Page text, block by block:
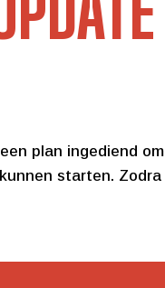
plan ingediend
starten.